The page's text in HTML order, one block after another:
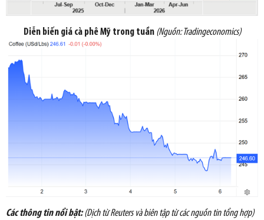
Diễn biến giá cà phê Mỹ trong tuần (Nguồn:Tradingeconomics)
Các thông tin nổi bật:(Dịch từ Reuters và biên tập từ các nguồn tin tổng hợp)